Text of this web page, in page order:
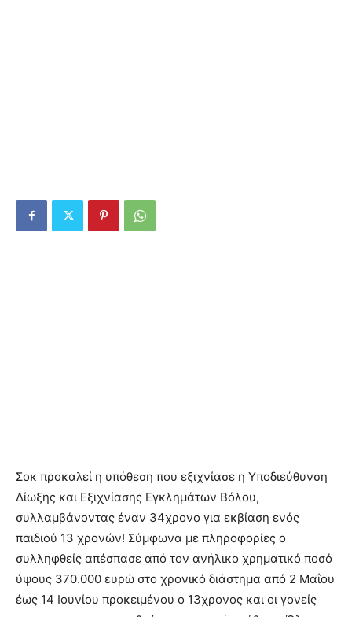
Σοκ προκαλεί η υπόθεση που εξιχνίασε η Υποδιεύθυνση
Δίωξης και Εξιχνίασης Εγκλημάτων Βόλου,
συλλαμβάνοντας έναν 34χρονο για εκβίαση ενός
παιδιού 13 χρονών! Σύμφωνα με πληροφορίες ο
συλληφθείς απέσπασε από τον ανήλικο χρηματικό ποσό
ύψους 370.000 ευρώ στο χρονικό διάστημα από 2 Μαΐου
έως 14 Ιουνίου προκειμένου ο 13χρονος και οι γονείς